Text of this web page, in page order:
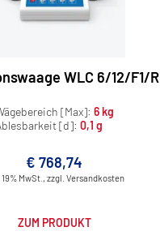
WLC 6/12/F1/R
[Max]: 6 kg
[d]: 0,1 g
€ 768,74
MwSt., zzgl. Versandkosten
ZUM PRODUKT